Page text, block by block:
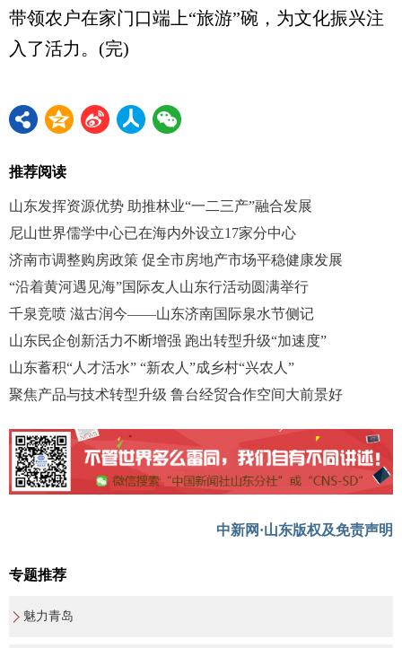
带领农户在家门口端上“旅游”碗，为文化振兴注
入了活力。(完)
推荐阅读
山东发挥资源优势 助推林业“一二三产”融合发展
尼山世界儒学中心已在海内外设立17家分中心
济南市调整购房政策 促全市房地产市场平稳健康发展
“沿着黄河遇见海”国际友人山东行活动圆满举行
千泉竞喷 滋古润今——山东济南国际泉水节侧记
山东民企创新活力不断增强 跑出转型升级“加速度”
山东蓄积“人才活水” “新农人”成乡村“兴农人”
聚焦产品与技术转型升级 鲁台经贸合作空间大前景好
中新网·山东版权及免责声明
专题推荐
魅力青岛